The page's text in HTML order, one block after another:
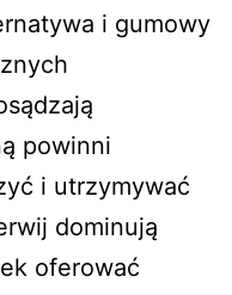
i gumowy
powinni
i utrzymywać
dominują
oferować